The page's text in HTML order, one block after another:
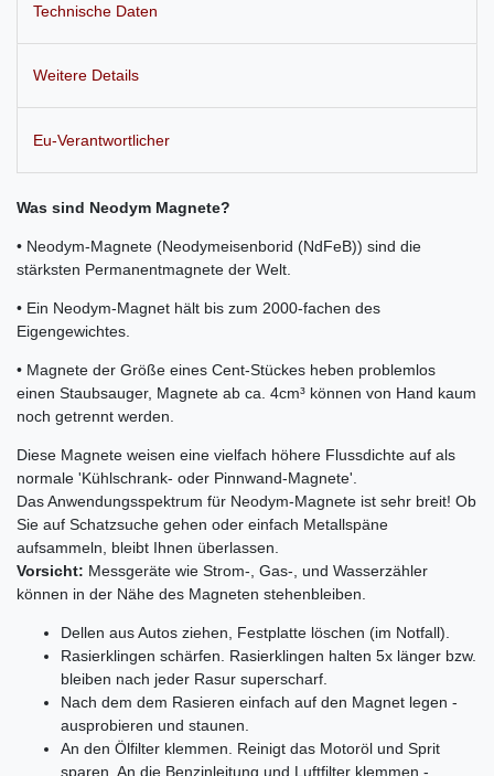
Technische Daten
Weitere Details
Eu-Verantwortlicher
Was sind Neodym Magnete?
• Neodym-Magnete (Neodymeisenborid (NdFeB)) sind die
stärksten Permanentmagnete der Welt.
• Ein Neodym-Magnet hält bis zum 2000-fachen des
Eigengewichtes.
• Magnete der Größe eines Cent-Stückes heben problemlos
einen Staubsauger, Magnete ab ca. 4cm³ können von Hand kaum
noch getrennt werden.
Diese Magnete weisen eine vielfach höhere Flussdichte auf als
normale 'Kühlschrank- oder Pinnwand-Magnete'.
Das Anwendungsspektrum für Neodym-Magnete ist sehr breit! Ob
Sie auf Schatzsuche gehen oder einfach Metallspäne
aufsammeln, bleibt Ihnen überlassen.
Vorsicht: Messgeräte wie Strom-, Gas-, und Wasserzähler
können in der Nähe des Magneten stehenbleiben.
Dellen aus Autos ziehen, Festplatte löschen (im Notfall).
Rasierklingen schärfen. Rasierklingen halten 5x länger bzw.
bleiben nach jeder Rasur superscharf.
Nach dem dem Rasieren einfach auf den Magnet legen -
ausprobieren und staunen.
An den Ölfilter klemmen. Reinigt das Motoröl und Sprit
sparen. An die Benzinleitung und Luftfilter klemmen -